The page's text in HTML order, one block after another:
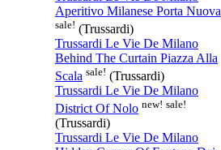
Aperitivo Milanese Porta Nuova
sale! (Trussardi)
Trussardi Le Vie De Milano
Behind The Curtain Piazza Alla
Scala sale! (Trussardi)
Trussardi Le Vie De Milano
District Of Nolo new! sale!
(Trussardi)
Trussardi Le Vie De Milano